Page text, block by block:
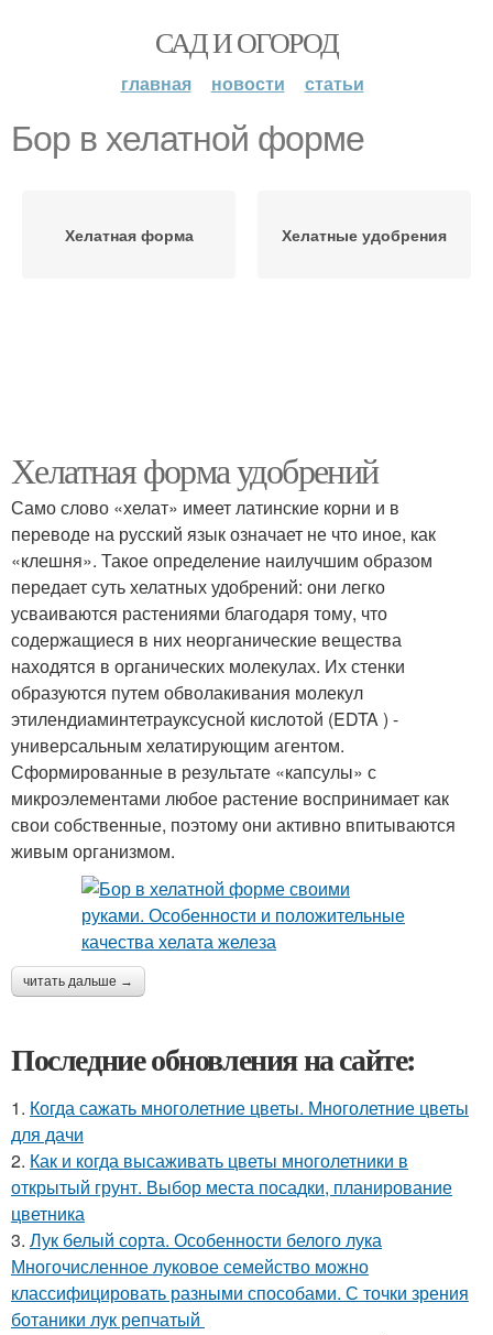
САД И ОГОРОД
главная новости статьи
Бор в хелатной форме
Хелатная форма Хелатные удобрения
Хелатная форма удобрений
Само слово «хелат» имеет латинские корни и в
переводе на русский язык означает не что иное, как
«клешня». Такое определение наилучшим образом
передает суть хелатных удобрений: они легко
усваиваются растениями благодаря тому, что
содержащиеся в них неорганические вещества
находятся в органических молекулах. Их стенки
образуются путем обволакивания молекул
этилендиаминтетрауксусной кислотой (EDTA ) -
универсальным хелатирующим агентом.
Сформированные в результате «капсулы» с
микроэлементами любое растение воспринимает как
свои собственные, поэтому они активно впитываются
живым организмом.
читать дальше →
Последние обновления на сайте:
1. Когда сажать многолетние цветы. Многолетние цветы
для дачи
2. Как и когда высаживать цветы многолетники в
открытый грунт. Выбор места посадки, планирование
цветника
3. Лук белый сорта. Особенности белого лука
Многочисленное луковое семейство можно
классифицировать разными способами. С точки зрения
ботаники лук репчатый